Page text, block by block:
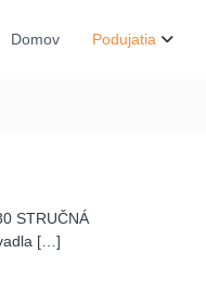
Domov Podujatia
STRUČNÁ
[…]